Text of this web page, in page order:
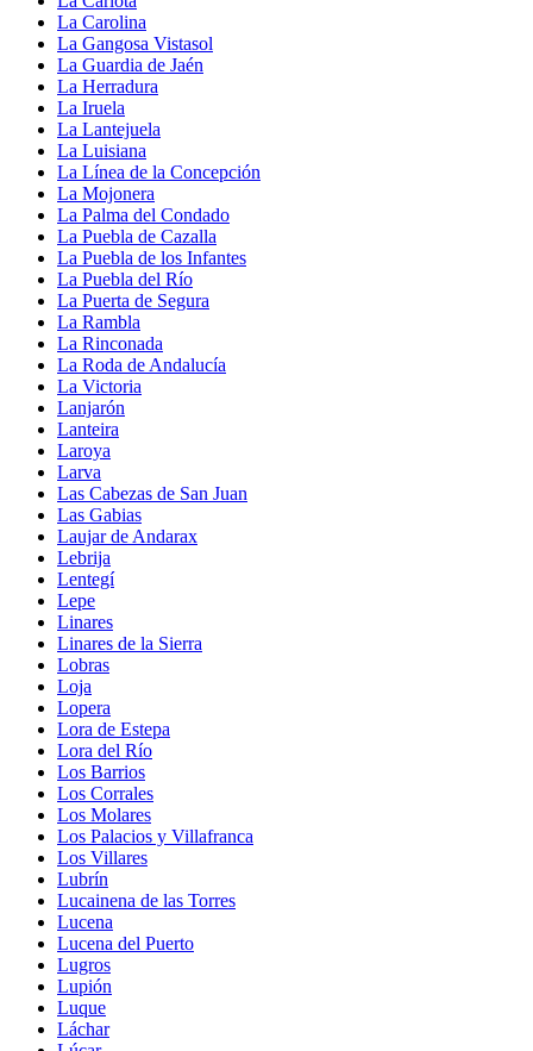
La Carolina
La Gangosa Vistasol
La Guardia de Jaén
La Herradura
La Iruela
La Lantejuela
La Luisiana
La Línea de la Concepción
La Mojonera
La Palma del Condado
La Puebla de Cazalla
La Puebla de los Infantes
La Puebla del Río
La Puerta de Segura
La Rambla
La Rinconada
La Roda de Andalucía
La Victoria
Lanjarón
Lanteira
Laroya
Larva
Las Cabezas de San Juan
Las Gabias
Laujar de Andarax
Lebrija
Lentegí
Lepe
Linares
Linares de la Sierra
Lobras
Loja
Lopera
Lora de Estepa
Lora del Río
Los Barrios
Los Corrales
Los Molares
Los Palacios y Villafranca
Los Villares
Lubrín
Lucainena de las Torres
Lucena
Lucena del Puerto
Lugros
Lupión
Luque
Láchar